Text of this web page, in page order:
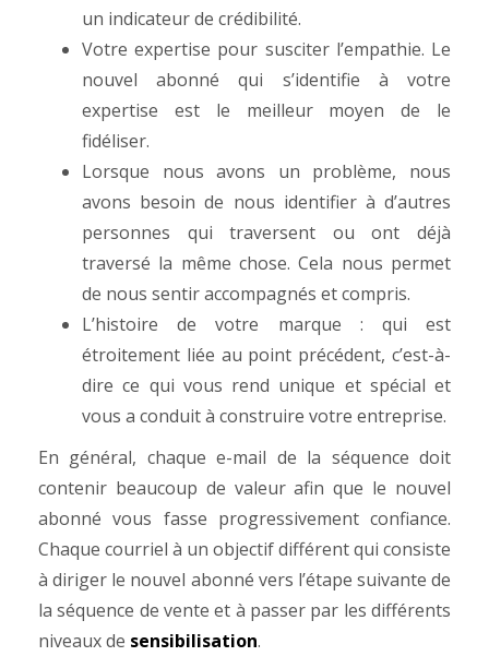
un indicateur de crédibilité.
Votre expertise pour susciter l’empathie. Le
nouvel abonné qui s’identifie à votre
expertise est le meilleur moyen de le
fidéliser.
Lorsque nous avons un problème, nous
avons besoin de nous identifier à d’autres
personnes qui traversent ou ont déjà
traversé la même chose. Cela nous permet
de nous sentir accompagnés et compris.
L’histoire de votre marque : qui est
étroitement liée au point précédent, c’est-à-
dire ce qui vous rend unique et spécial et
vous a conduit à construire votre entreprise.
En général, chaque e-mail de la séquence doit
contenir beaucoup de valeur afin que le nouvel
abonné vous fasse progressivement confiance.
Chaque courriel à un objectif différent qui consiste
à diriger le nouvel abonné vers l’étape suivante de
la séquence de vente et à passer par les différents
niveaux de sensibilisation.